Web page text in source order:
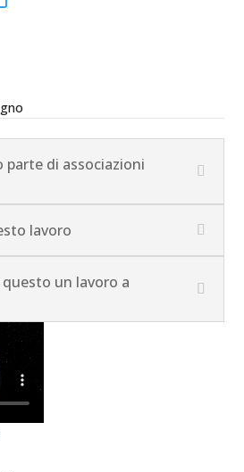
parte di associazioni
lavoro
un lavoro a